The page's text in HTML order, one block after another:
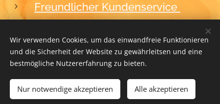
ZUM WARENKORB HINZUFÜGEN
Freundlicher Kundenservice
2012-2026BLACKFORM Cookies
Wir verwenden Cookies, um das einwandfreie Funktionieren
und die Sicherheit der Website zu gewährleitsen und eine
bestmögliche Nutzererfahrung zu bieten.
Nur notwendige akzeptieren Alle akzeptieren